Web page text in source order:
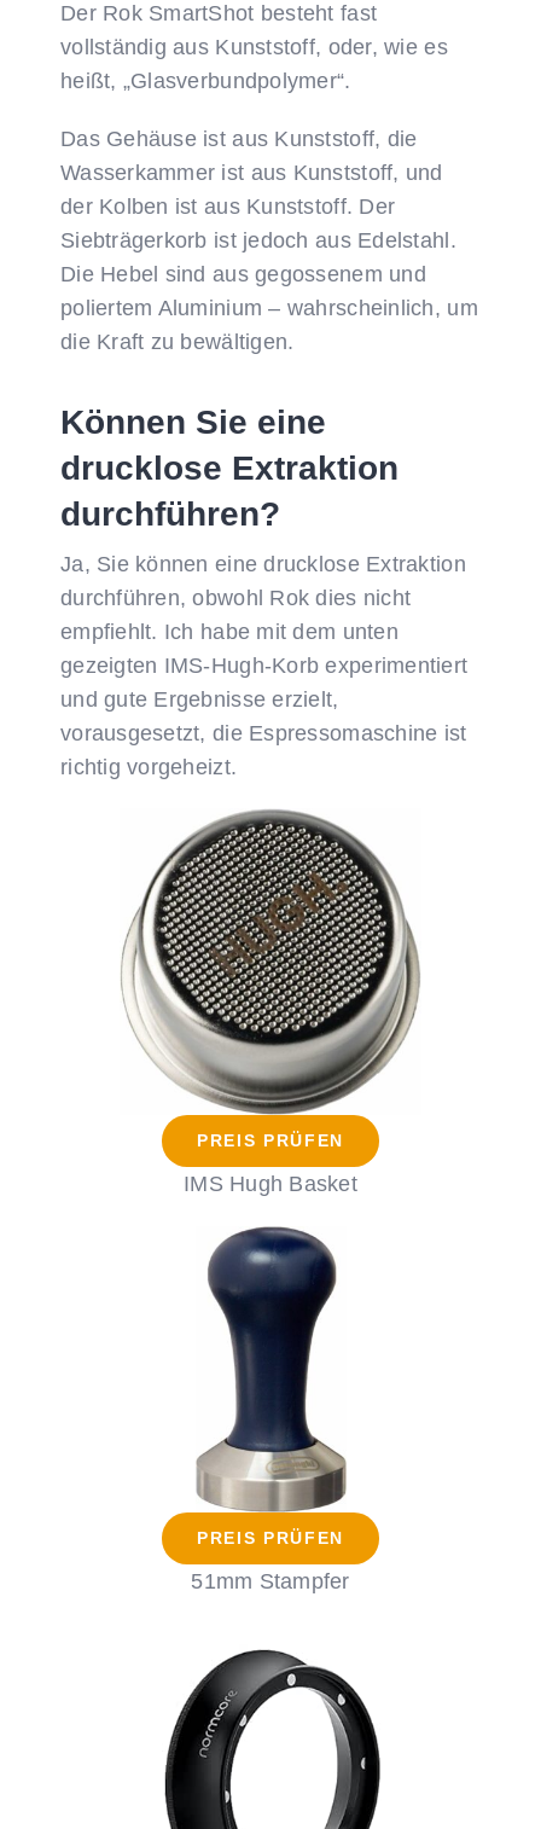
Der Rok SmartShot besteht fast
vollständig aus Kunststoff, oder, wie es
heißt, „Glasverbundpolymer“.
Das Gehäuse ist aus Kunststoff, die
Wasserkammer ist aus Kunststoff, und
der Kolben ist aus Kunststoff. Der
Siebträgerkorb ist jedoch aus Edelstahl.
Die Hebel sind aus gegossenem und
poliertem Aluminium – wahrscheinlich, um
die Kraft zu bewältigen.
Können Sie eine
drucklose Extraktion
durchführen?
Ja, Sie können eine drucklose Extraktion
durchführen, obwohl Rok dies nicht
empfiehlt. Ich habe mit dem unten
gezeigten IMS-Hugh-Korb experimentiert
und gute Ergebnisse erzielt,
vorausgesetzt, die Espressomaschine ist
richtig vorgeheizt.
PREIS PRÜFEN
IMS Hugh Basket
PREIS PRÜFEN
51mm Stampfer